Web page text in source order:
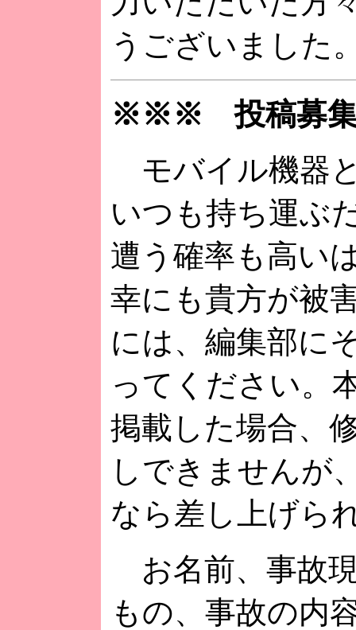
うございました
※※※ 投稿募
モバイル機器
いつも持ち運ぶ
遭う確率も高い
幸にも貴方が被
には、編集部に
ってください。
掲載した場合、
しできませんが
なら差し上げら
お名前、事故
もの、事故の内